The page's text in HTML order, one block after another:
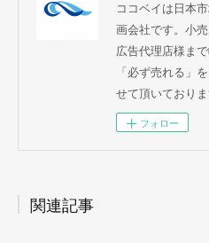
ココベイは日本
画会社です。小
広告代理店様ま
「必ず売れる」
せて頂いておりま
フォロー
関連記事